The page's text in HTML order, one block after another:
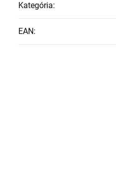
Kategória:
EAN: